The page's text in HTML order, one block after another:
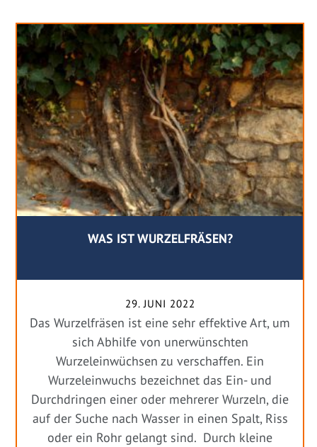
WAS IST WURZELFRÄSEN?
29. JUNI 2022
Das Wurzelfräsen ist eine sehr effektive Art, um
sich Abhilfe von unerwünschten
Wurzeleinwüchsen zu verschaffen. Ein
Wurzeleinwuchs bezeichnet das Ein- und
Durchdringen einer oder mehrerer Wurzeln, die
auf der Suche nach Wasser in einen Spalt, Riss
oder ein Rohr gelangt sind. Durch kleine